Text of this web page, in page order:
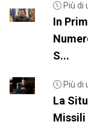
Più di
In
S...
Più di
La
Missili